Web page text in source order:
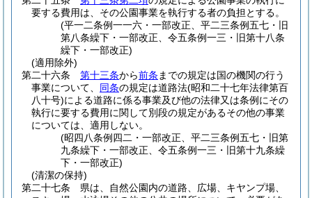
要する費用は、その公園事業を執行する者の負担とする。
(平一二条例一一六・一部改正、平二三条例五七・旧
第八条繰下・一部改正、令五条例一三・旧第十八条
繰下・一部改正)
(適用除外)
第二十六条
第十三条から前条 までの規定は国の機関の行う
事業について、 同条の規定は道路法(昭和二十七年法律第百
八十号)による道路に係る事業及び他の法律又は条例にその
執行に要する費用に関して別段の規定があるその他の事業
については、適用しない。
(昭四八条例四二・一部改正、平二三条例五七・旧第
九条繰下・一部改正、令五条例一三・旧第十九条繰
下・一部改正)
(清潔の保持)
第二十七条
県は、自然公園内の道路、広場、キヤンプ場、